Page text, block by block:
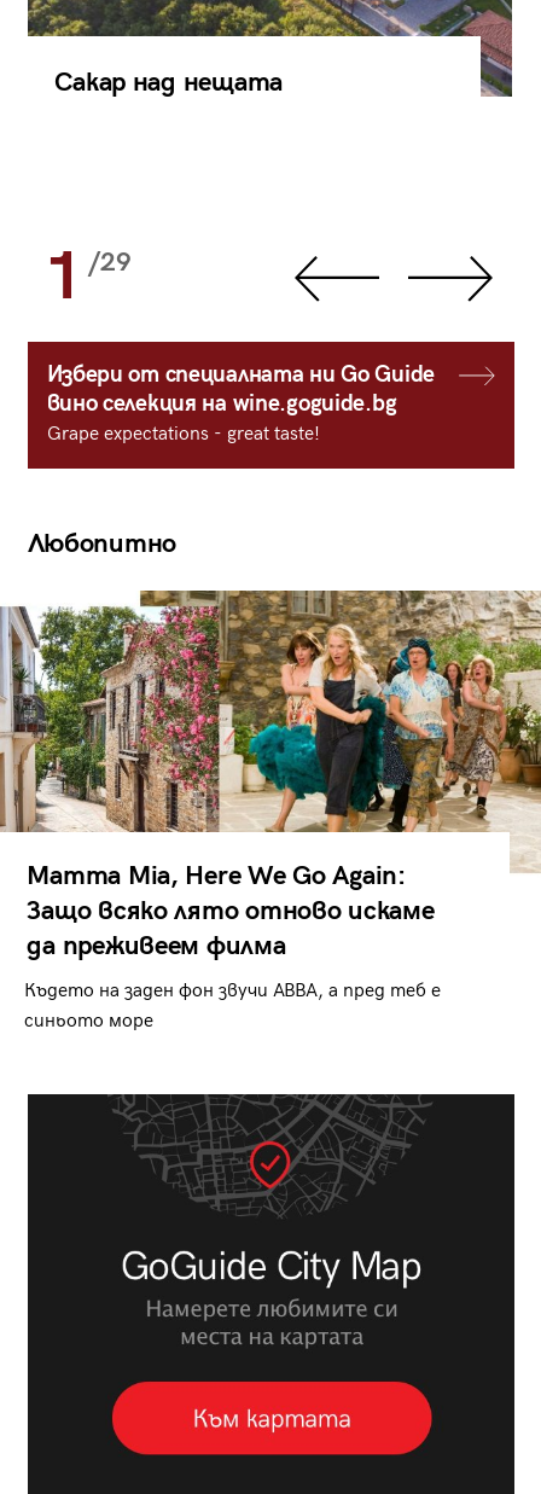
Сакар над нещата
1 /29
Избери от специалната ни Go Guide
вино селекция на wine.goguide.bg
Grape expectations - great taste!
Любопитно
Mamma Mia, Here We Go Again:
Защо всяко лято отново искаме
да преживеем филма
Където на заден фон звучи ABBA, а пред теб е
синьото море